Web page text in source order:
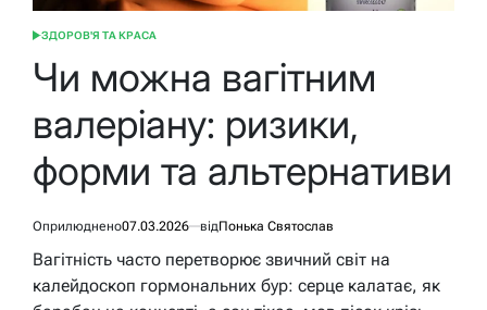
ОПУБЛІКУВАТИ
ЗДОРОВ'Я ТА КРАСА
Чи можна вагітним
валеріану: ризики,
форми та альтернативи
Оприлюднено07.03.2026 відПонька Святослав
Вагітність часто перетворює звичний світ на
калейдоскоп гормональних бур: серце калатає, як